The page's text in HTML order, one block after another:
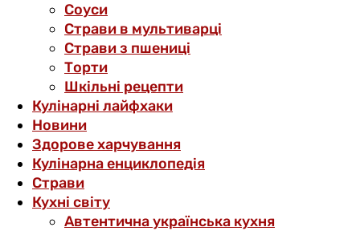
Соуси
Страви в мультиварці
Страви з пшениці
Торти
Шкільні рецепти
Кулінарні лайфхаки
Новини
Здорове харчування
Кулінарна енциклопедія
Страви
Кухні світу
Автентична українська кухня